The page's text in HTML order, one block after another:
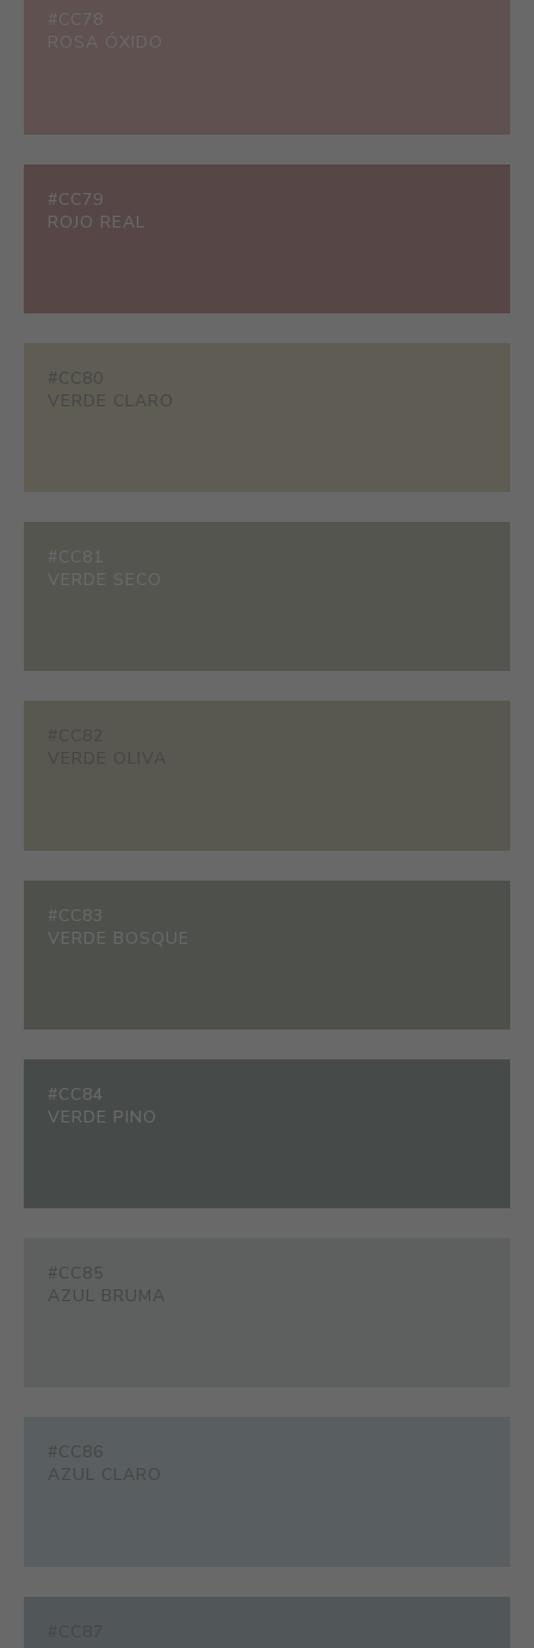
#CC78
ROSA ÓXIDO
#CC79
ROJO REAL
#CC80
VERDE CLARO
#CC81
VERDE SECO
#CC83
VERDE BOSQUE
#CC84
VERDE PINO
#CC85
AZUL BRUMA
#CC86
AZUL CLARO